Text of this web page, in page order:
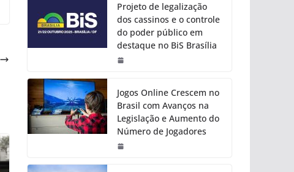
Projeto de legalização
dos cassinos e o controle
do poder público em
destaque no BiS Brasília
Jogos Online Crescem no
Brasil com Avanços na
Legislação e Aumento do
Número de Jogadores